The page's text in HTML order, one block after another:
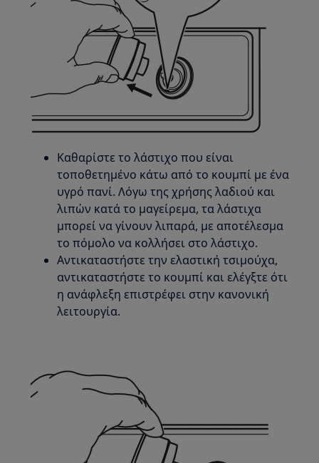
Καθαρίστε το λάστιχο που είναι
τοποθετημένο κάτω από το κουμπί με ένα
υγρό πανί. Λόγω της χρήσης λαδιού και
λιπών κατά το μαγείρεμα, τα λάστιχα
μπορεί να γίνουν λιπαρά, με αποτέλεσμα
το πόμολο να κολλήσει στο λάστιχο.
Αντικαταστήστε την ελαστική τσιμούχα,
αντικαταστήστε το κουμπί και ελέγξτε ότι
η ανάφλεξη επιστρέφει στην κανονική
λειτουργία.